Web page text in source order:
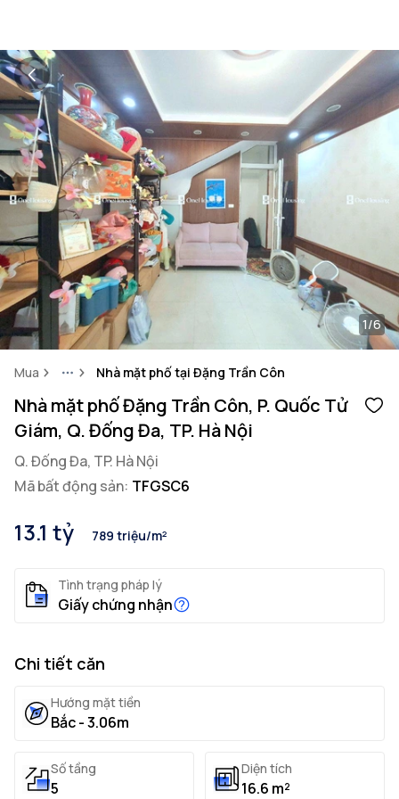
Mua MoreNhà mặt phố tại Đặng Trần Côn
1/6
Nhà mặt phố Đặng Trần Côn, P. Quốc Tử
Giám, Q. Đống Đa, TP. Hà Nội
Q. Đống Đa, TP. Hà Nội
Mã bất động sản: TFGSC6
13.1 tỷ 789 triệu/m²
Tình trạng pháp lý
Giấy chứng nhận
Chi tiết căn
Hướng mặt tiền
Bắc - 3.06m
Số tầng
5
Diện tích
16.6 m²